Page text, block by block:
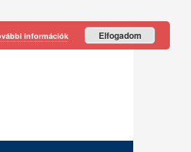
információk Elfogadom